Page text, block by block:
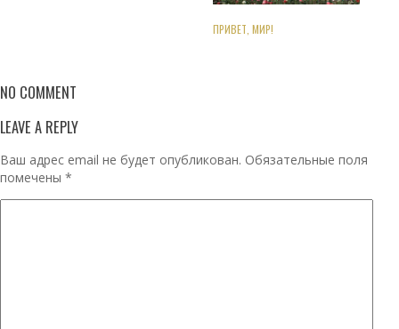
ПРИВЕТ, МИР!
NO COMMENT
LEAVE A REPLY
Ваш адрес email не будет опубликован. Обязательные поля
помечены *